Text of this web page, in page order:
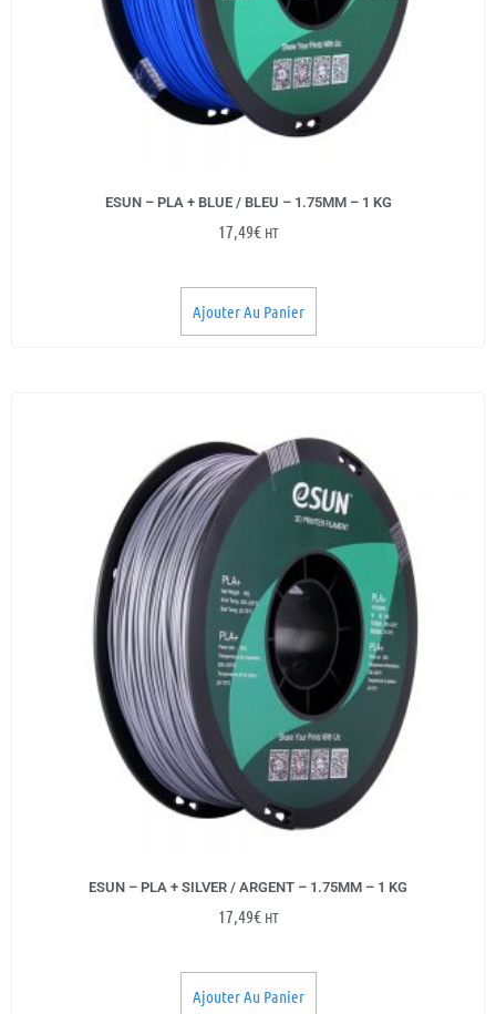
ESUN – PLA + BLUE / BLEU – 1.75MM – 1 KG
17,49€ HT
Ajouter Au Panier
ESUN – PLA + SILVER / ARGENT – 1.75MM – 1 KG
17,49€ HT
Ajouter Au Panier